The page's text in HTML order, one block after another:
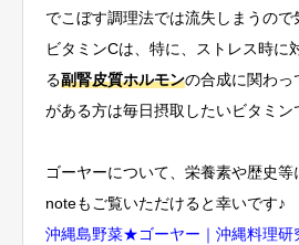
でこぼす調理法では流失しまうので
ビタミンCは、特に、ストレス時に
る副腎皮質ホルモンの合成に関わっ
がある方は毎日摂取したいビタミン
ゴーヤーについて、栄養素や歴史
noteもご覧いただけると幸いです♪
沖縄島野菜★ゴーヤー｜沖縄料理